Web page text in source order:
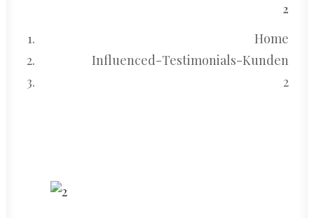
2
Home
Influenced-Testimonials-Kunden
2